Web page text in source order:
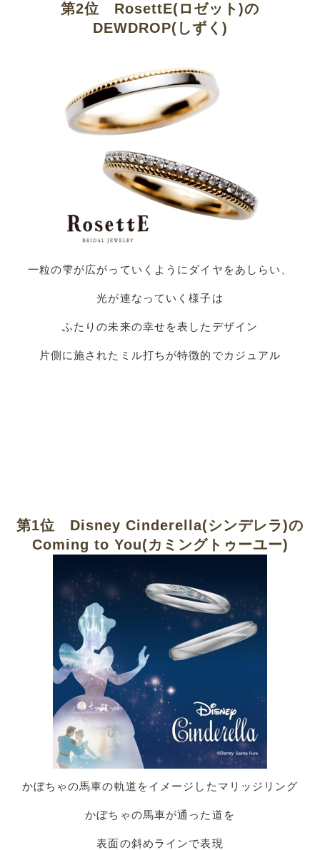
第2位 RosettE(ロゼット)の
DEWDROP(しずく)
一粒の雫が広がっていくようにダイヤをあしらい、
光が連なっていく様子は
ふたりの未来の幸せを表したデザイン
片側に施されたミル打ちが特徴的でカジュアル
第1位 Disney Cinderella(シンデレラ)の
Coming to You(カミングトゥーユー)
かぼちゃの馬車の軌道をイメージしたマリッジリング
かぼちゃの馬車が通った道を
表面の斜めラインで表現